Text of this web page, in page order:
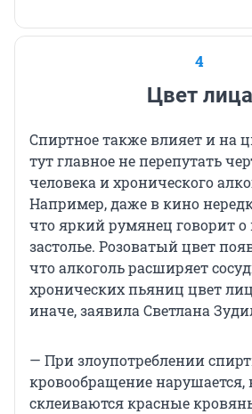
4
Цвет лица
Спиртное также влияет и на
тут главное не перепутать
человека и хронического
Например, даже в кино
что яркий румянец говорит
застолье. Розоватый цвет
что алкоголь расширяет
хронических пьяниц цвет
иначе, заявила Светлана
— При злоупотреблении
кровообращение нарушается,
склеиваются красные